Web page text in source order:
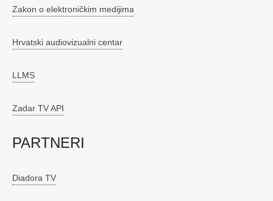
Zakon o elektroničkim medijima
Hrvatski audiovizualni centar
LLMS
Zadar TV API
PARTNERI
Diadora TV